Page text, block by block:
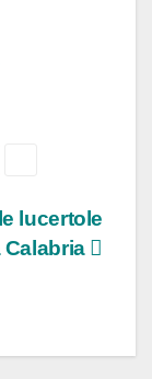
lucertole
Calabria